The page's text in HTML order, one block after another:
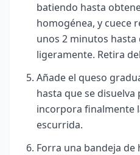
batiendo hasta
homogénea, y cuece
unos 2 minutos hasta
ligeramente. Retira
Añade el queso
hasta que se
incorpora finalmente
escurrida.
Forra una bandeja de